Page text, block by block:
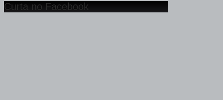
Curta no Facebook